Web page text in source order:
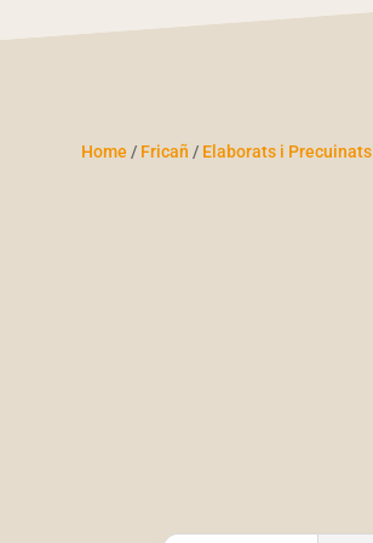
Home / Fricañ / Elaborats i Precuinats